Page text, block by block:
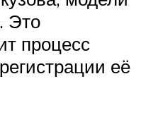
Это
процесс
её